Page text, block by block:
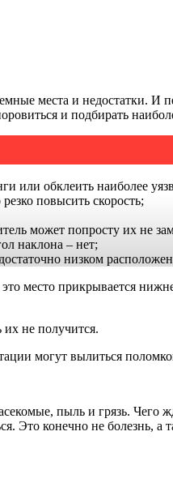
места и недостатки. И
и подбирать
или обклеить наиболее
повысить скорость;
может попросту их не
наклона – нет;
низком
место прикрывается
не получится.
могут вылиться
пыль и грязь. Чего
Это конечно не болезнь,